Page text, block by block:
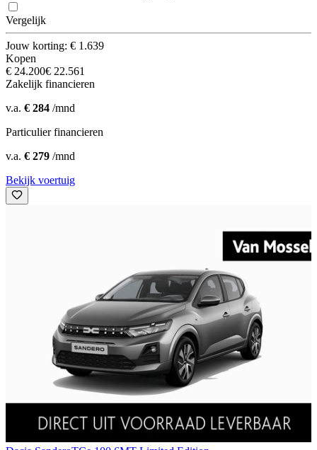
Vergelijk
Jouw korting: € 1.639
Kopen
€ 24.200€ 22.561
Zakelijk financieren
v.a. € 284 /mnd
Particulier financieren
v.a. € 279 /mnd
Bekijk voertuig